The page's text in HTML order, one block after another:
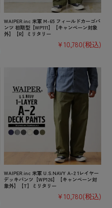
WAIPER.inc 米軍 M-65 フィールドカーゴパ
ンツ 初期型【WP111】【キャンペーン対象
外】【R】ミリタリー
¥10,780(税込)
WAIPER.inc 米軍 U.S.NAVY A-2 1レイヤー
デッキパンツ【WP126】【キャンペーン対
象外】【T】ミリタリー
¥10,780(税込)